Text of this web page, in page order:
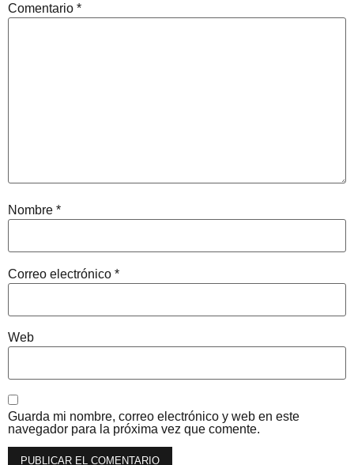
Comentario *
Nombre *
Correo electrónico *
Web
Guarda mi nombre, correo electrónico y web en este
navegador para la próxima vez que comente.